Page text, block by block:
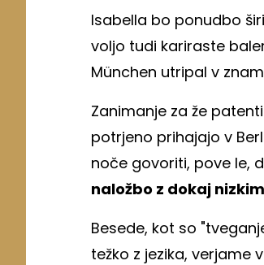
Isabella bo ponudbo
voljo tudi kariraste
München utripal v
Zanimanje za že
potrjeno prihajajo v
noče govoriti, pove le,
naložbo z dokaj
Besede, kot so
težko z jezika, verjame